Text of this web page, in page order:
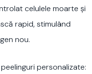
celulele moarte și
rapid, stimulând
nou.
personalizate: